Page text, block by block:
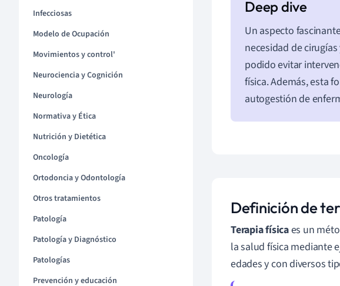
Infecciosas
Modelo de Ocupación
Movimientos y control'
Neurociencia y Cognición
Neurología
Normativa y Ética
Nutrición y Dietética
Oncología
Ortodoncia y Odontología
Otros tratamientos
Patología
Patología y Diagnóstico
Patologías
Prevención y educación
Un aspecto
necesidad de
podido evitar
física. Además, esta
autogestión de
Definición de
Terapia físicaes un
la salud física mediante
edades y con diversos